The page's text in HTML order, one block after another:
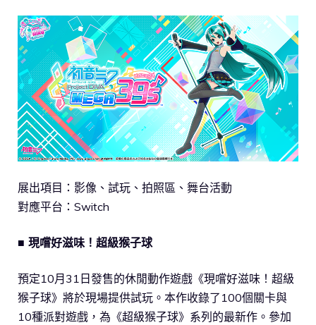
展出項目：影像、試玩、拍照區、舞台活動
對應平台：Switch
■ 現嚐好滋味！超級猴子球
預定10月31日發售的休閒動作遊戲《現嚐好滋味！超級
猴子球》將於現場提供試玩。本作收錄了100個關卡與
10種派對遊戲，為《超級猴子球》系列的最新作。參加